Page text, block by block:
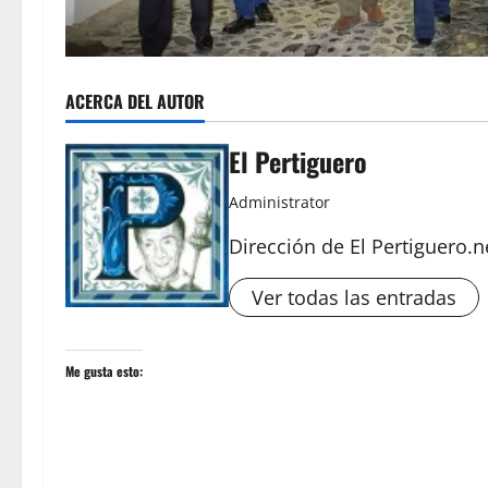
ACERCA DEL AUTOR
El Pertiguero
Administrator
Dirección de El
Ver todas las entradas
Me gusta esto: